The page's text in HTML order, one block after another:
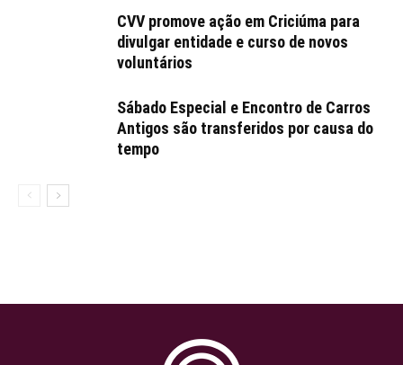
CVV promove ação em Criciúma para
divulgar entidade e curso de novos
voluntários
Sábado Especial e Encontro de Carros
Antigos são transferidos por causa do
tempo